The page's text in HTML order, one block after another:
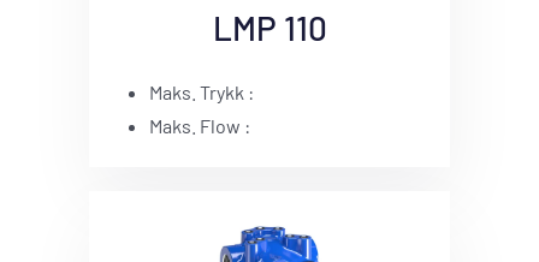
LMP 110
Maks. Trykk :
Maks. Flow :